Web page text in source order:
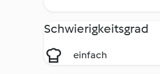
Schwierigkeitsgrad
einfach